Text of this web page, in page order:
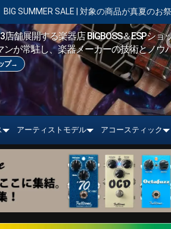
品が真夏のお祭り価格！8月31日まで
店舗展開する楽器店 BIGBOSS＆ESPシ
ンが常駐し、楽器メーカーの技術とノ
プ→
アーティストモデル アコースティック